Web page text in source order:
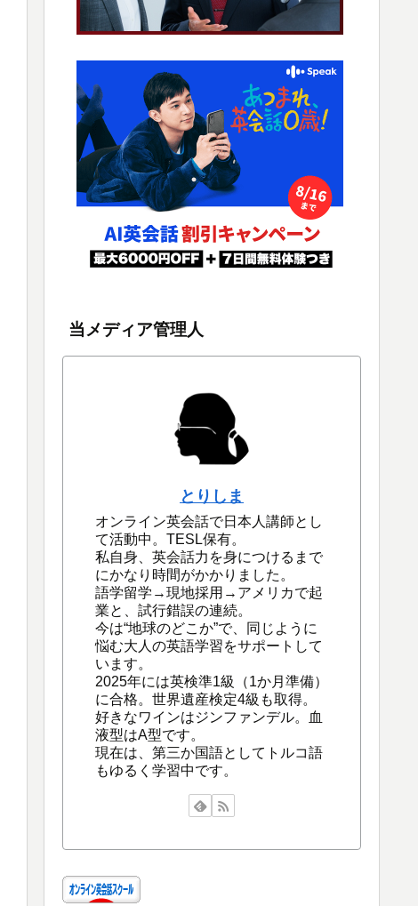
当メディア管理人
とりしま
オンライン英会話で日本人講師とし
て活動中。TESL保有。
私自身、英会話力を身につけるまで
にかなり時間がかかりました。
語学留学→現地採用→アメリカで起
業と、試行錯誤の連続。
今は“地球のどこか”で、同じように
悩む大人の英語学習をサポートして
います。
2025年には英検準1級（1か月準備）
に合格。世界遺産検定4級も取得。
好きなワインはジンファンデル。血
液型はA型です。
現在は、第三か国語としてトルコ語
もゆるく学習中です。